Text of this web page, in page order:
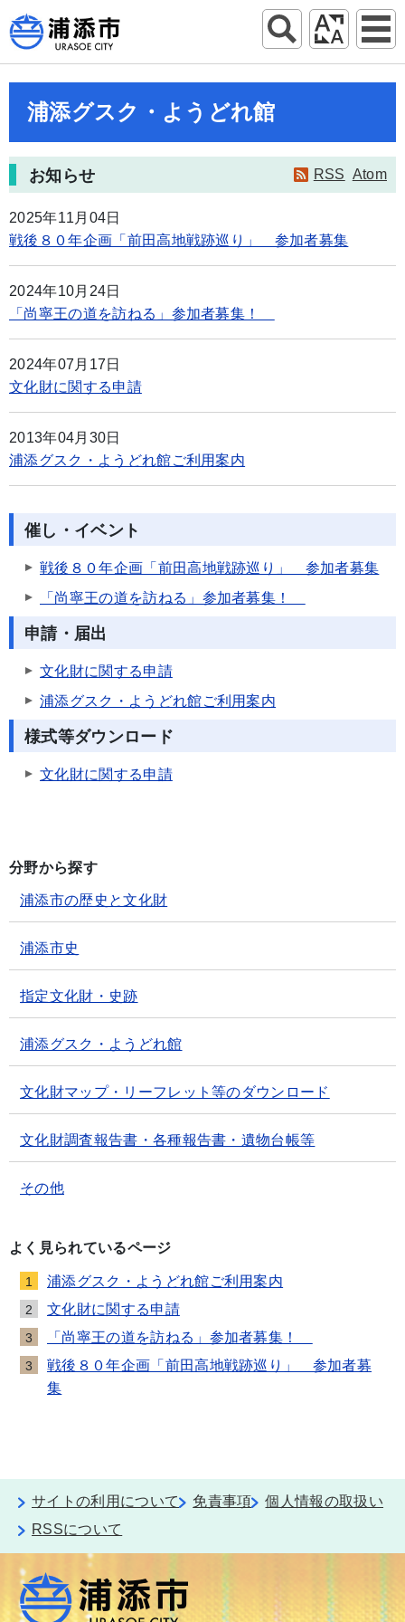
浦添グスク・ようどれ館
お知らせ RSS Atom
2025年11月04日
戦後８０年企画「前田高地戦跡巡り」 参加者募集
2024年10月24日
「尚寧王の道を訪ねる」参加者募集！
2024年07月17日
文化財に関する申請
2013年04月30日
浦添グスク・ようどれ館ご利用案内
催し・イベント
戦後８０年企画「前田高地戦跡巡り」 参加者募集
「尚寧王の道を訪ねる」参加者募集！
申請・届出
文化財に関する申請
浦添グスク・ようどれ館ご利用案内
様式等ダウンロード
文化財に関する申請
分野から探す
浦添市の歴史と文化財
浦添市史
指定文化財・史跡
浦添グスク・ようどれ館
文化財マップ・リーフレット等のダウンロード
文化財調査報告書・各種報告書・遺物台帳等
その他
よく見られているページ
1 浦添グスク・ようどれ館ご利用案内
2 文化財に関する申請
3 「尚寧王の道を訪ねる」参加者募集！
3
戦後８０年企画「前田高地戦跡巡り」 参加者募
集
サイトの利用について 免責事項
個人情報の取扱い
RSSについて